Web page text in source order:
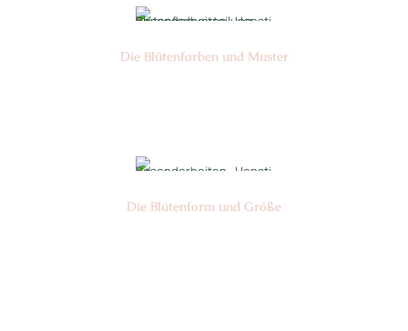
Die Blüten­farben und Muster
Die Blüten­form und Größe